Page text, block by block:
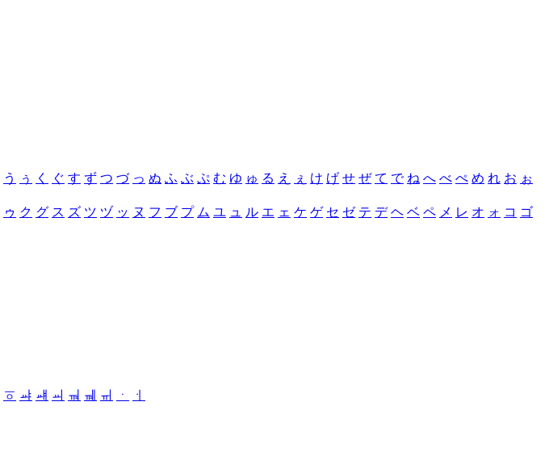
う ぅ く ぐ す ず つ づ っ ぬ ふ ぶ ぷ む ゆ ゅ る え ぇ け げ せ ぜ て で ね へ べ ぺ め れ お ぉ
ゥ ク グ ス ズ ツ ヅ ッ ヌ フ ブ プ ム ユ ュ ル エ ェ ケ ゲ セ ゼ テ デ ヘ ベ ペ メ レ オ ォ コ ゴ
ㆆ ㆇ ㆈ ㆉ ㆊ ㆋ ㆌ ㆍ
ㆎ